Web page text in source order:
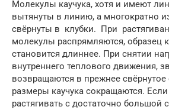
Молекулы каучука, хотя и имеют
вытянуты в линию, а многократно
свёрнуты в клубки. При
молекулы распрямляются, образец
становится длиннее. При снятии
внутреннего теплового движения,
возвращаются в прежнее свёрнутое
размеры каучука сокращаются.
растягивать с достаточно большой